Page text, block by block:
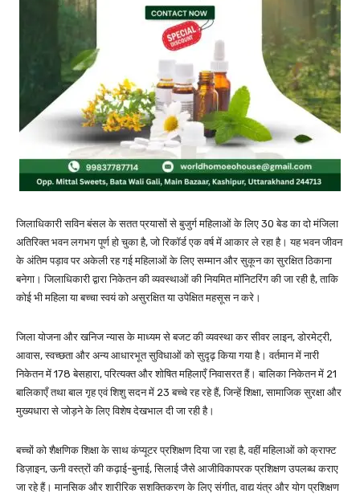
जिलाधिकारी सविन बंसल के सतत प्रयासों से बुजुर्ग महिलाओं के लिए 30 बेड का दो मंजिला
अतिरिक्त भवन लगभग पूर्ण हो चुका है, जो रिकॉर्ड एक वर्ष में आकार ले रहा है। यह भवन जीवन
के अंतिम पड़ाव पर अकेली रह गई महिलाओं के लिए सम्मान और सुकून का सुरक्षित ठिकाना
बनेगा। जिलाधिकारी द्वारा निकेतन की व्यवस्थाओं की नियमित मॉनिटरिंग की जा रही है, ताकि
कोई भी महिला या बच्चा स्वयं को असुरक्षित या उपेक्षित महसूस न करे।
जिला योजना और खनिज न्यास के माध्यम से बजट की व्यवस्था कर सीवर लाइन, डोरमेट्री,
आवास, स्वच्छता और अन्य आधारभूत सुविधाओं को सुदृढ़ किया गया है। वर्तमान में नारी
निकेतन में 178 बेसहारा, परित्यक्त और शोषित महिलाएँ निवासरत हैं। बालिका निकेतन में 21
बालिकाएँ तथा बाल गृह एवं शिशु सदन में 23 बच्चे रह रहे हैं, जिन्हें शिक्षा, सामाजिक सुरक्षा और
मुख्यधारा से जोड़ने के लिए विशेष देखभाल दी जा रही है।
बच्चों को शैक्षणिक शिक्षा के साथ कंप्यूटर प्रशिक्षण दिया जा रहा है, वहीं महिलाओं को क्राफ्ट
डिज़ाइन, ऊनी वस्त्रों की कढ़ाई-बुनाई, सिलाई जैसे आजीविकापरक प्रशिक्षण उपलब्ध कराए
जा रहे हैं। मानसिक और शारीरिक सशक्तिकरण के लिए संगीत, वाद्य यंत्र और योग प्रशिक्षण